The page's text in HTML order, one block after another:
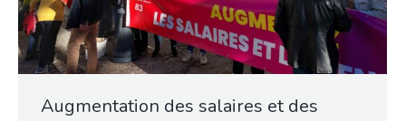
Augmentation des salaires et des